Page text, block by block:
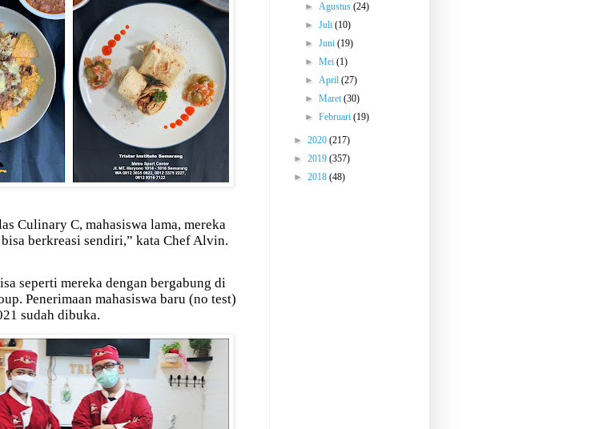
Culinary C, mahasiswa lama, mereka
berkreasi sendiri,” kata Chef Alvin.
seperti mereka dengan bergabung di
Penerimaan mahasiswa baru (no test)
sudah dibuka.
►Agustus(24)
►Juli(10)
►Juni(19)
►Mei(1)
►April(27)
►Maret(30)
►Februari(19)
► 2020 (217)
► 2019 (357)
► 2018 (48)